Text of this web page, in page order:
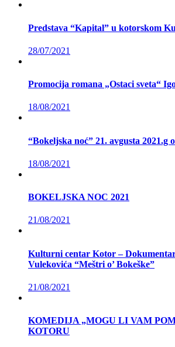
Predstava “Kapital” u kotorskom
28/07/2021
Promocija romana „Ostaci sveta“
18/08/2021
“Bokeljska noć” 21. avgusta 2021.g
18/08/2021
BOKELJSKA NOC 2021
21/08/2021
Kulturni centar Kotor –
Vulekovića “Meštri o’ Bokeške”
21/08/2021
KOMEDIJA „MOGU LI VAM
KOTORU